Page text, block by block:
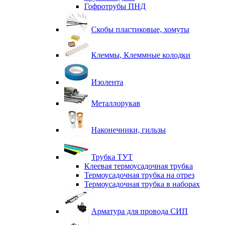
Гофротрубы ПНД
Скобы пластиковые, хомуты
Клеммы, Клеммные колодки
Изолента
Металлорукав
Наконечники, гильзы
Трубка ТУТ
Клеевая термоусадочная трубка
Термоусадочная трубка на отрез
Термоусадочная трубка в наборах
Арматура для провода СИП